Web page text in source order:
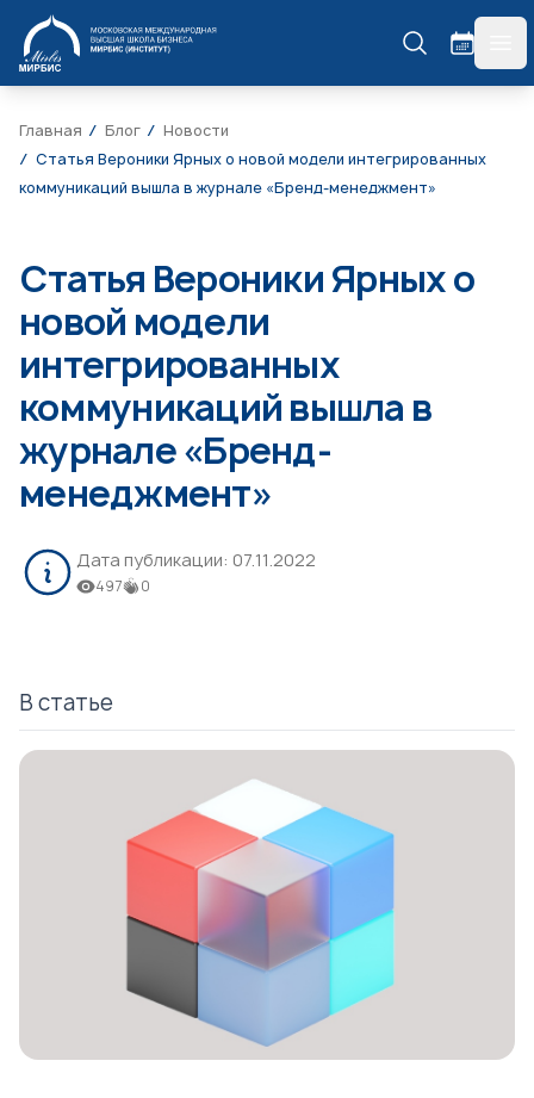
МИРБИС
Главная Блог
Новости
Статья Вероники Ярных о новой модели интегрированных
коммуникаций вышла в журнале «Бренд-менеджмент»
Статья Вероники Ярных о
новой модели
интегрированных
коммуникаций вышла в
журнале «Бренд-
менеджмент»
Дата публикации: 07.11.2022
497 0
В статье